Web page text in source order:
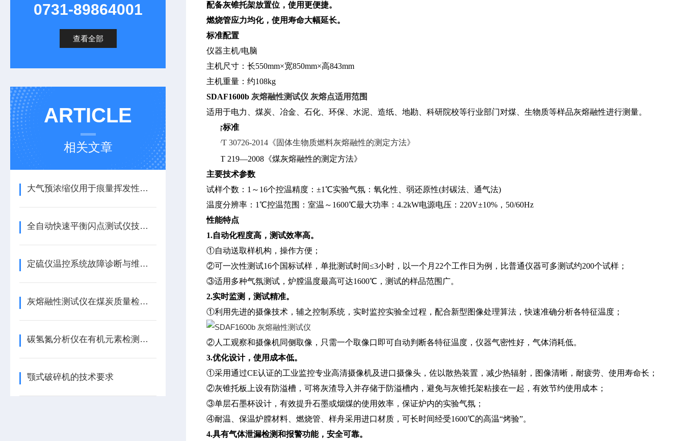
0731-89864001
查看全部
ARTICLE
相关文章
大气预浓缩仪用于痕量挥发性有机物分析的工作原理与维护流程
全自动快速平衡闪点测试仪技术应用详解
定硫仪温控系统故障诊断与维修技术
灰熔融性测试仪在煤炭质量检测中的应用
碳氢氮分析仪在有机元素检测中的技术原理与维护要点
颚式破碎机的技术要求
配备灰锥托架放置位，使用更便捷。
燃烧管应力均化，使用寿命大幅延长。
标准配置
仪器主机/电脑
主机尺寸： 长550mm×宽850mm×高843mm
主机重量： 约108kg
SDAF1600b 灰熔融性测试仪 灰熔点适用范围
适用于电力、煤炭、冶金、石化、环保、水泥、造纸、地勘、科研院校等行业部门对煤、生物质等样品灰熔融性进行测量。
符合标准
GB/T 30726-2014 《固体生物质燃料灰熔融性的测定方法》
GB/T 219—2008 《煤灰熔融性的测定方法》
主要技术参数
试样个数 ： 1 ～ 16个控温精度 ： ±1℃实验气氛：氧化性、弱还原性(封碳法、通气法)
温度分辨率 ： 1℃控温范围：室温 ～ 1600℃最大功率 ： 4.2kW电源电压 ： 220V±10% ， 50/60Hz
性能特点
1.自动化程度高，测试效率高。
①自动送取样机构，操作方便；
②可一次性测试16个国标试样，单批测试时间≤3小时，以一个 月 22个工作日为例，比普通仪器可多测试约200个试样；
③适用多种气氛测试，炉膛温度最高可达1600℃ ，测试的样品范围广。
2.实时监测，测试精准。
①利用先进的摄像技术，辅之控制系统，实时监控实验全过程，配合新型图像处理算法，快速准确分析各特征温度；
②人工观察和摄像机同侧取像，只需一个取像口即可自动判断各特征温度，仪器气密性好，气体消耗低。
3.优化设计，使用成本低。
①采用通过CE认证的工业监控专业高清摄像机及进口摄像头，佐以散热装置，减少热辐射，图像清晰，耐疲劳、使用寿命长；
②灰锥托板上设有防溢槽，可将灰渣导入并存储于防溢槽内，避免与灰锥托架粘接在一起，有效节约使用成本；
③单层石墨杯设计，有效提升石墨或烟煤的使用效率，保证炉内的实验气氛；
④耐温、保温炉膛材料、燃烧管、样舟采用进口材质，可长时间经受1600℃的高温“烤验”。
4.具有气体泄漏检测和报警功能，安全可靠。